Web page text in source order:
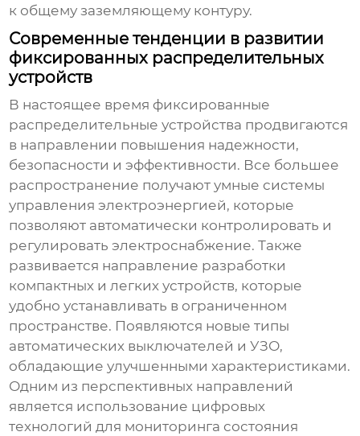
к общему заземляющему контуру.
Современные тенденции в развитии
фиксированных распределительных
устройств
В настоящее время фиксированные
распределительные устройства продвигаются
в направлении повышения надежности,
безопасности и эффективности. Все большее
распространение получают умные системы
управления электроэнергией, которые
позволяют автоматически контролировать и
регулировать электроснабжение. Также
развивается направление разработки
компактных и легких устройств, которые
удобно устанавливать в ограниченном
пространстве. Появляются новые типы
автоматических выключателей и УЗО,
обладающие улучшенными характеристиками.
Одним из перспективных направлений
является использование цифровых
технологий для мониторинга состояния